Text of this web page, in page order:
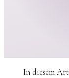
In diesem